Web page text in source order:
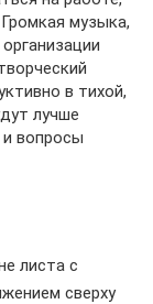
музыка,
в тихой,
лучше
вопросы
листа с
сверху